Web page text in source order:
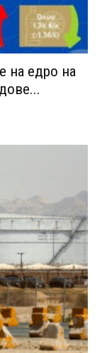
на едро на